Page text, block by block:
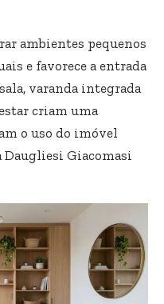
ambientes pequenos
e favorece a entrada
varanda integrada
criam uma
o uso do imóvel
Giacomasi